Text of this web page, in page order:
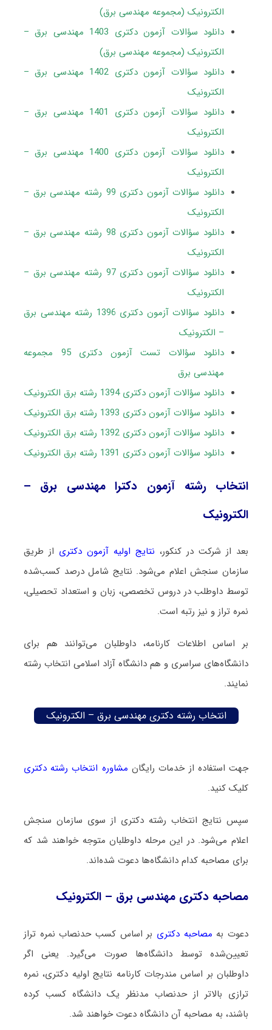
الکترونیک (مجموعه مهندسی برق)
دانلود سؤالات آزمون دکتری 1403 مهندسی برق –
الکترونیک (مجموعه مهندسی برق)
دانلود سؤالات آزمون دکتری 1402 مهندسی برق –
الکترونیک
دانلود سؤالات آزمون دکتری 1401 مهندسی برق –
الکترونیک
دانلود سؤالات آزمون دکتری 1400 مهندسی برق –
الکترونیک
دانلود سؤالات آزمون دکتری 99 رشته مهندسی برق –
الکترونیک
دانلود سؤالات آزمون دکتری 98 رشته مهندسی برق –
الکترونیک
دانلود سؤالات آزمون دکتری 97 رشته مهندسی برق –
الکترونیک
دانلود سؤالات آزمون دکتری 1396 رشته مهندسی برق
– الکترونیک
دانلود سؤالات تست آزمون دکتری 95 مجموعه
مهندسی برق
دانلود سؤالات آزمون دکتری 1394 رشته برق الکترونیک
دانلود سؤالات آزمون دکتری 1393 رشته برق الکترونیک
دانلود سؤالات آزمون دکتری 1392 رشته برق الکترونیک
دانلود سؤالات آزمون دکتری 1391 رشته برق الکترونیک
انتخاب رشته آزمون دکترا مهندسی برق –
الکترونیک
بعد از شرکت در کنکور، نتایج اولیه آزمون دکتری از طریق
سازمان سنجش اعلام می‌شود. نتایج شامل درصد کسب‌شده
توسط داوطلب در دروس تخصصی، زبان و استعداد تحصیلی،
نمره تراز و نیز رتبه است.
بر اساس اطلاعات کارنامه، داوطلبان می‌توانند هم برای
دانشگاه‌های سراسری و هم دانشگاه آزاد اسلامی انتخاب رشته
نمایند.
انتخاب رشته دکتری مهندسی برق – الکترونیک
جهت استفاده از خدمات رایگان مشاوره انتخاب رشته دکتری
کلیک کنید.
سپس نتایج انتخاب رشته دکتری از سوی سازمان سنجش
اعلام می‌شود. در این مرحله داوطلبان متوجه خواهند شد که
برای مصاحبه کدام دانشگاه‌ها دعوت شده‌اند.
مصاحبه دکتری مهندسی برق – الکترونیک
دعوت به مصاحبه دکتری بر اساس کسب حدنصاب نمره تراز
تعیین‌شده توسط دانشگاه‌ها صورت می‌گیرد. یعنی اگر
داوطلبان بر اساس مندرجات کارنامه نتایج اولیه دکتری، نمره
ترازی بالاتر از حدنصاب مدنظر یک دانشگاه کسب کرده
باشند، به مصاحبه آن دانشگاه دعوت خواهند شد.